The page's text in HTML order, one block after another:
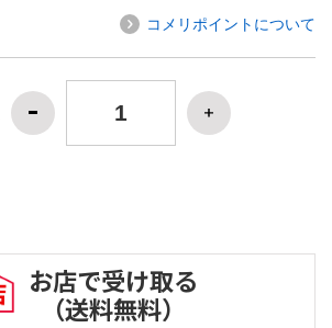
コメリポイントについて
お店で受け取る
（送料無料）